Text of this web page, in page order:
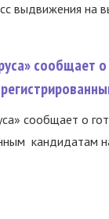
выдвижения на
сообщает о
сообщает о
кандидатам